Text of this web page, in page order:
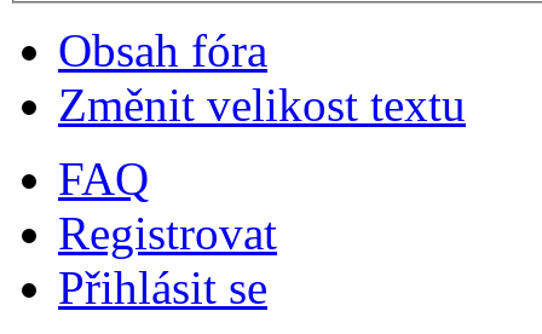
Obsah fóra
Změnit velikost textu
FAQ
Registrovat
Přihlásit se